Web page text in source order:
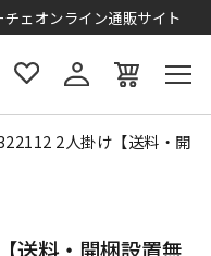
ェオンライン通販サイト
2人掛け【送料・開
送料・開梱設置無